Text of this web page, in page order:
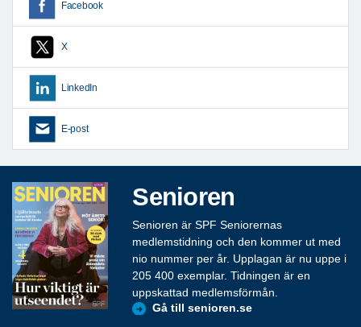
Facebook
X
LinkedIn
E-post
Senioren
Senioren är SPF Seniorernas
medlemstidning och den kommer ut med
nio nummer per år. Upplagan är nu uppe i
205 400 exemplar. Tidningen är en
uppskattad medlemsförmån.
Gå till senioren.se